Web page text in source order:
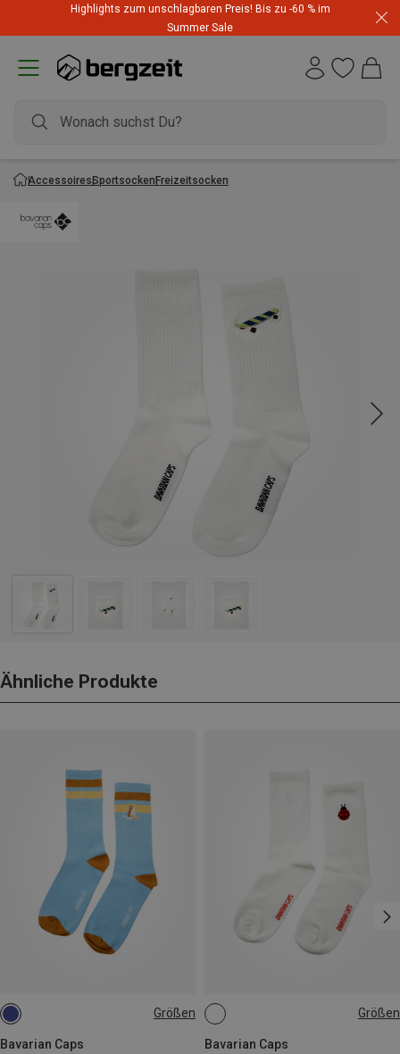
Highlights zum unschlagbaren Preis! Bis zu -60 % im
Summer Sale
AccessoiresSportsockenFreizeitsocken
Ähnliche Produkte
Größen
Bavarian Caps
36|37|38|39|40
41|42|43|44|45|46
Größen
Bavarian Caps
36|37|38|39|40